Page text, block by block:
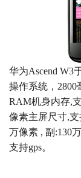
华为Ascend W3
操作系统，
RAM机身内存,
像素主屏尺寸,
万像素 , 副:130
支持gps。